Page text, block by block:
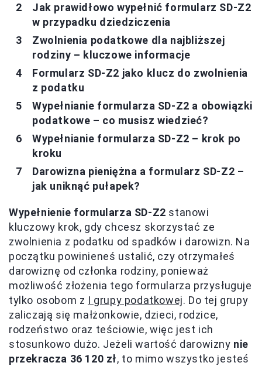
Jak prawidłowo wypełnić formularz SD-Z2
w przypadku dziedziczenia
Zwolnienia podatkowe dla najbliższej
rodziny – kluczowe informacje
Formularz SD-Z2 jako klucz do zwolnienia
z podatku
Wypełnianie formularza SD-Z2 a obowiązki
podatkowe – co musisz wiedzieć?
Wypełnianie formularza SD-Z2 – krok po
kroku
Darowizna pieniężna a formularz SD-Z2 –
jak uniknąć pułapek?
Wypełnienie formularza SD-Z2 stanowi
kluczowy krok, gdy chcesz skorzystać ze
zwolnienia z podatku od spadków i darowizn. Na
początku powinieneś ustalić, czy otrzymałeś
darowiznę od członka rodziny, ponieważ
możliwość złożenia tego formularza przysługuje
tylko osobom z I grupy podatkowej. Do tej grupy
zaliczają się małżonkowie, dzieci, rodzice,
rodzeństwo oraz teściowie, więc jest ich
stosunkowo dużo. Jeżeli wartość darowizny nie
przekracza 36 120 zł, to mimo wszystko jesteś